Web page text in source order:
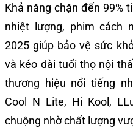
Khả năng chặn đến 99%
nhiệt lượng, phim cách
2025 giúp bảo vệ sức
và kéo dài tuổi thọ nội
thương hiệu nổi tiếng
Cool N Lite, Hi Kool,
chuộng nhờ chất lượng